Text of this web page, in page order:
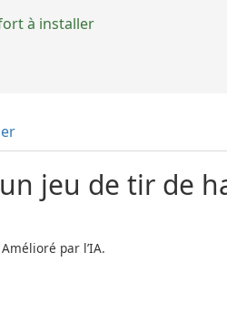
à installer
jeu de tir de
par l’IA.